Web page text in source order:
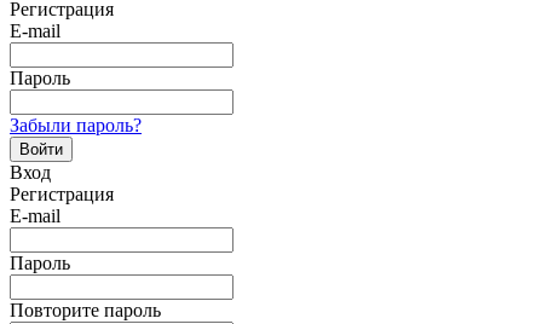
Регистрация
E-mail
Пароль
Забыли пароль?
Войти
Вход
Регистрация
E-mail
Пароль
Повторите пароль